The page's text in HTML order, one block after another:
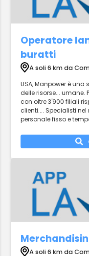
Operatore
buratti
A soli 6 km da
USA, Manpower è
delle risorse... umane.
con oltre 3'900 filiali
clienti.... Specialisti
personale fisso e
A soli 6 km da